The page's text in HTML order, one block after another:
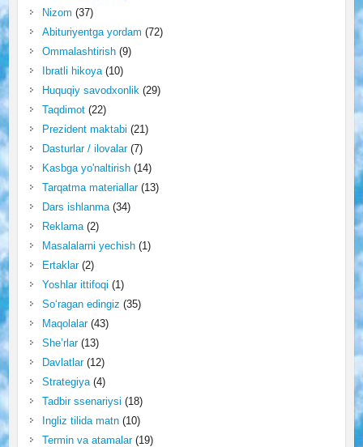
Nizom (37)
Abituriyentga yordam (72)
Ommalashtirish(9)
Ibratli hikoya(10)
Huquqiy savodxonlik (29)
Taqdimot(22)
Prezident maktabi (21)
Dasturlar / ilovalar(7)
Kasbga yo'naltirish(14)
Tarqatma materiallar(13)
Dars ishlanma(34)
Reklama(2)
Masalalarni yechish(1)
Ertaklar(2)
Yoshlar ittifoqi (1)
So‘ragan edingiz (35)
Maqolalar(43)
She’rlar(13)
Davlatlar(12)
Strategiya(4)
Tadbir ssenariysi (18)
Ingliz tilida matn(10)
Termin va atamalar(19)